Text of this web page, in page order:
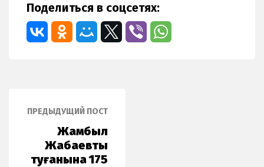
Поделиться в соцсетях:
ПРЕДЫДУЩИЙ ПОСТ
Жамбыл
Жабаевтың
туғанына 175